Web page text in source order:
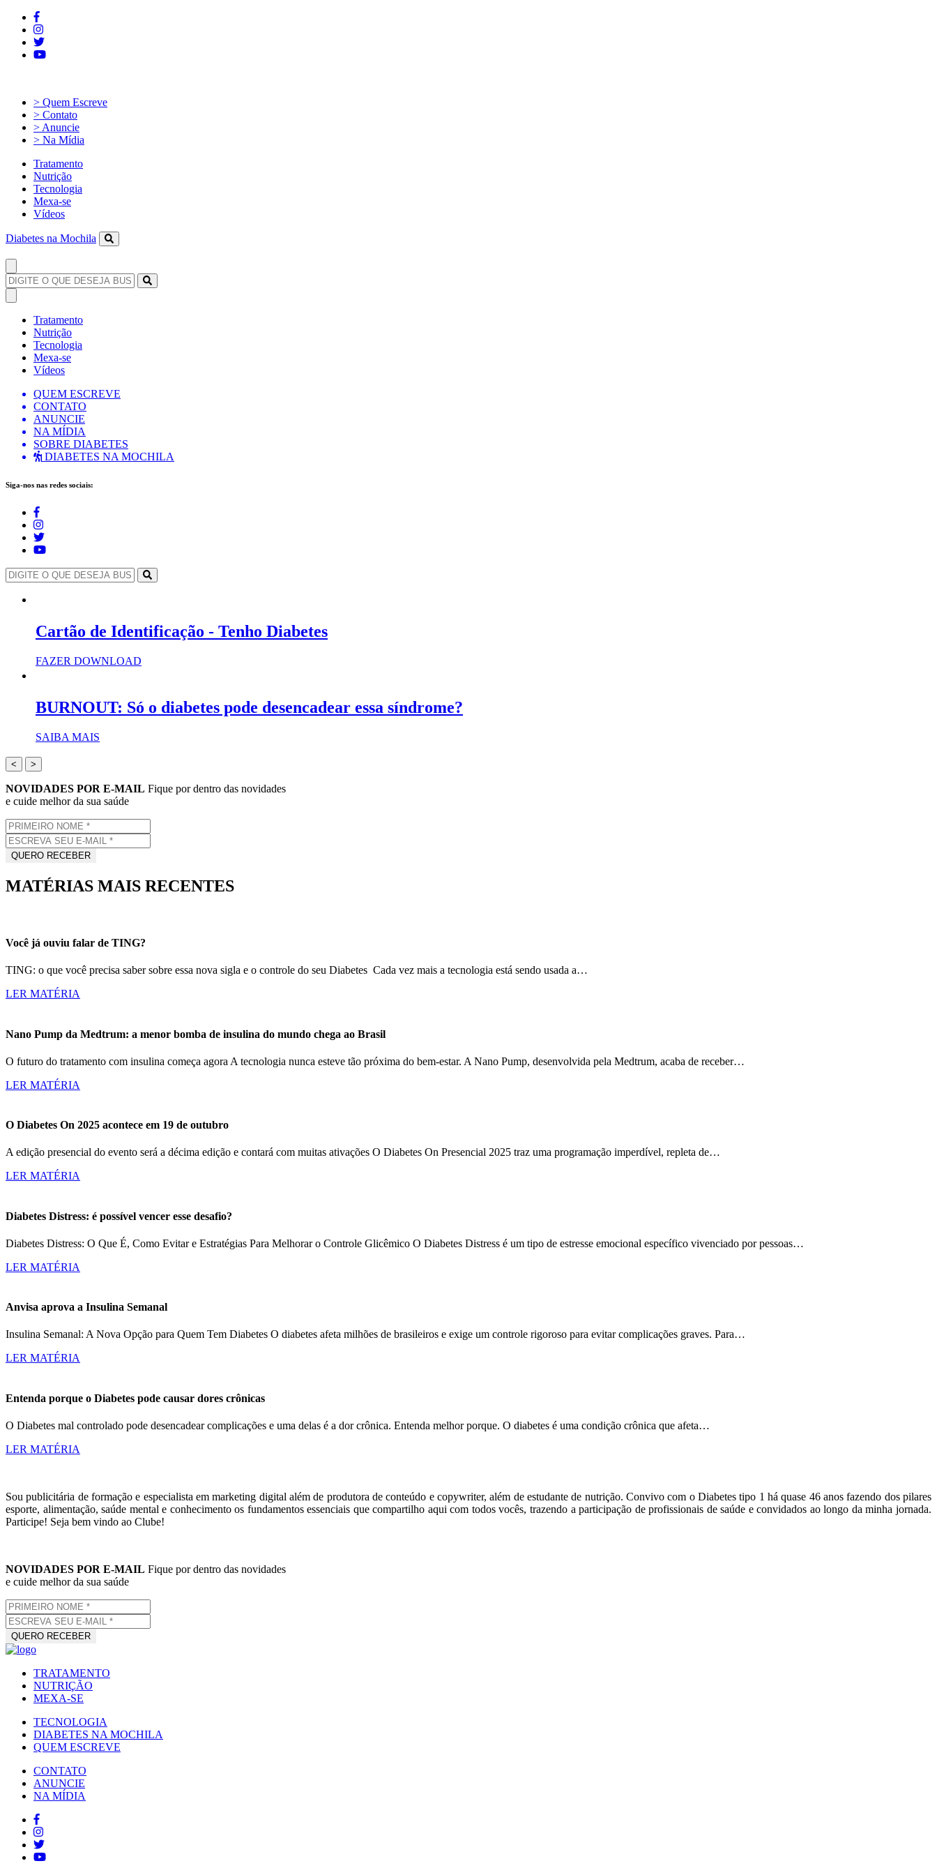
> Quem Escreve
> Contato
> Anuncie
> Na Mídia
Tratamento
Nutrição
Tecnologia
Mexa-se
Vídeos
Diabetes na Mochila
Tratamento
Nutrição
Tecnologia
Mexa-se
Vídeos
QUEM ESCREVE
CONTATO
ANUNCIE
NA MÍDIA
SOBRE DIABETES
DIABETES NA MOCHILA
Siga-nos nas redes sociais:
Cartão de Identificação - Tenho Diabetes
FAZER DOWNLOAD
BURNOUT: Só o diabetes pode desencadear essa síndrome?
SAIBA MAIS
< >
NOVIDADES POR E-MAIL Fique por dentro das novidades
e cuide melhor da sua saúde
MATÉRIAS MAIS RECENTES
Você já ouviu falar de TING?
TING: o que você precisa saber sobre essa nova sigla e o controle do seu Diabetes Cada vez mais a tecnologia está sendo usada a…
LER MATÉRIA
Nano Pump da Medtrum: a menor bomba de insulina do mundo chega ao Brasil
O futuro do tratamento com insulina começa agora A tecnologia nunca esteve tão próxima do bem-estar. A Nano Pump, desenvolvida pela Medtrum, acaba de receber…
LER MATÉRIA
O Diabetes On 2025 acontece em 19 de outubro
A edição presencial do evento será a décima edição e contará com muitas ativações O Diabetes On Presencial 2025 traz uma programação imperdível, repleta de…
LER MATÉRIA
Diabetes Distress: é possível vencer esse desafio?
Diabetes Distress: O Que É, Como Evitar e Estratégias Para Melhorar o Controle Glicêmico O Diabetes Distress é um tipo de estresse emocional específico vivenciado por pessoas…
LER MATÉRIA
Anvisa aprova a Insulina Semanal
Insulina Semanal: A Nova Opção para Quem Tem Diabetes O diabetes afeta milhões de brasileiros e exige um controle rigoroso para evitar complicações graves. Para…
LER MATÉRIA
Entenda porque o Diabetes pode causar dores crônicas
O Diabetes mal controlado pode desencadear complicações e uma delas é a dor crônica. Entenda melhor porque. O diabetes é uma condição crônica que afeta…
LER MATÉRIA
Sou publicitária de formação e especialista em marketing digital além de produtora de conteúdo e copywriter, além de estudante de nutrição. Convivo com o Diabetes tipo 1 há quase 46 anos fazendo dos pilares
esporte, alimentação, saúde mental e conhecimento os fundamentos essenciais que compartilho aqui com todos vocês, trazendo a participação de profissionais de saúde e convidados ao longo da minha jornada.
Participe! Seja bem vindo ao Clube!
NOVIDADES POR E-MAIL Fique por dentro das novidades
e cuide melhor da sua saúde
TRATAMENTO
NUTRIÇÃO
MEXA-SE
TECNOLOGIA
DIABETES NA MOCHILA
QUEM ESCREVE
CONTATO
ANUNCIE
NA MÍDIA